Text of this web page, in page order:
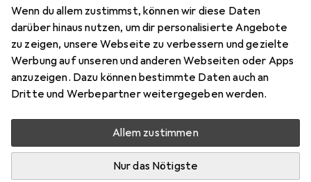
Wenn du allem zustimmst, können wir diese Daten
darüber hinaus nutzen, um dir personalisierte Angebote
zu zeigen, unsere Webseite zu verbessern und gezielte
Werbung auf unseren und anderen Webseiten oder Apps
anzuzeigen. Dazu können bestimmte Daten auch an
Dritte und Werbepartner weitergegeben werden.
Allem zustimmen
Nur das Nötigste
Preis in EUR inkl. MwSt.
1
Bewertungen Marke
Mehr von Carson
Zwischen Mi, 19.8. und Fr, 21.8. geliefert
Benachrichtigen, wenn schneller verfügbar